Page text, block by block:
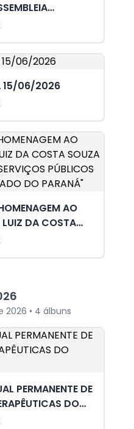
2026
15/06/2026
AO
LUIZ DA COSTA
DE SERVIÇOS
2026 • 4 álbuns
PERMANENTE DE
DO